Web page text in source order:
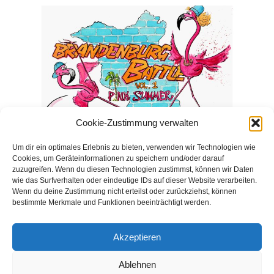
Cookie-Zustimmung verwalten
Um dir ein optimales Erlebnis zu bieten, verwenden wir Technologien wie
Cookies, um Geräteinformationen zu speichern und/oder darauf
zuzugreifen. Wenn du diesen Technologien zustimmst, können wir Daten
wie das Surfverhalten oder eindeutige IDs auf dieser Website verarbeiten.
Wenn du deine Zustimmung nicht erteilst oder zurückziehst, können
bestimmte Merkmale und Funktionen beeinträchtigt werden.
Akzeptieren
Ablehnen
Dance Battle in Zeuthen – Sei dabei!
VERÖFFENTLICHT AUGUST 4, 2026
Samstag, 12. September 2026, Mehrzweckhalle
Zeuthen (Außenbereich), Schulstraße 6 Am 12.
September 2026 bietet der Kulturverein Zeuthen e.V.
eine Bühne für ein spektakuläres Battle! Freut…